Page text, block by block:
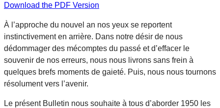
Download the PDF Version
À l’approche du nouvel an nos yeux se reportent
instinctivement en arrière. Dans notre désir de nous
dédommager des mécomptes du passé et d’effacer le
souvenir de nos erreurs, nous nous livrons sans frein à
quelques brefs moments de gaieté. Puis, nous nous tournons
résolument vers l’avenir.
Le présent Bulletin nous souhaite à tous d’aborder 1950 les